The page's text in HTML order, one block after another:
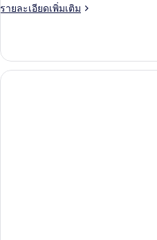
รายละเอียดเพิ่มเติม
ราย
เกี่ยว
กับ
ห้อง